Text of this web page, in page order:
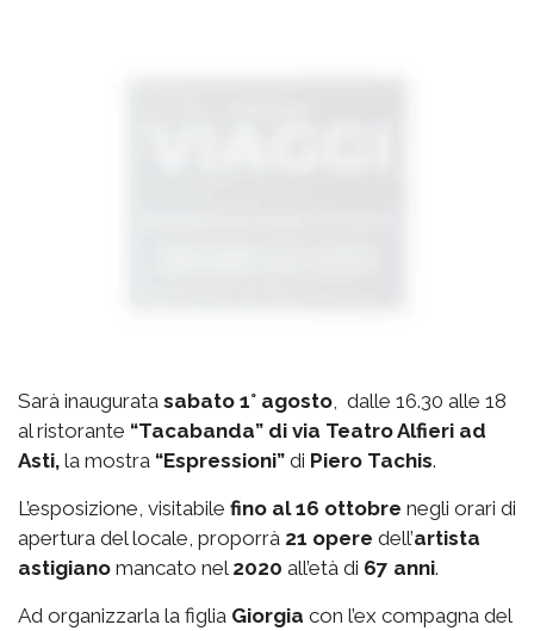
Sarà inaugurata sabato 1° agosto , dalle 16.30 alle 18
al ristorante “Tacabanda” di via Teatro Alfieri ad
Asti, la mostra “Espressioni” di Piero Tachis.
L’esposizione, visitabile fino al 16 ottobre negli orari di
apertura del locale, proporrà 21 opere dell’artista
astigiano mancato nel 2020 all’età di 67 anni.
Ad organizzarla la figlia Giorgia con l’ex compagna del